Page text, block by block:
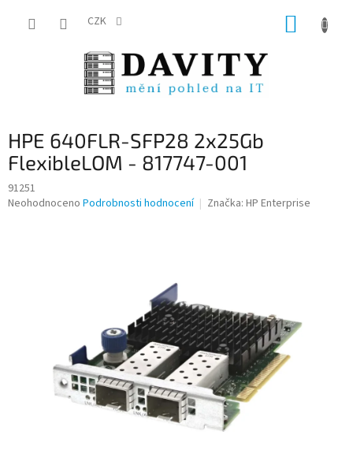
CZK
HPE 640FLR-SFP28 2x25Gb
FlexibleLOM - 817747-001
91251
Průměrné
Neohodnoceno Podrobnosti hodnocení Značka: HP Enterprise